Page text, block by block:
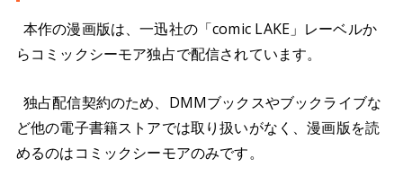
本作の漫画版は、一迅社の「comic LAKE」レーベルか
らコミックシーモア独占で配信されています。
独占配信契約のため、DMMブックスやブックライブな
ど他の電子書籍ストアでは取り扱いがなく、漫画版を読
めるのはコミックシーモアのみです。